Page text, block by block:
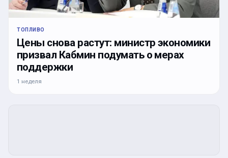
ТОПЛИВО
Цены снова растут: министр экономики
призвал Кабмин подумать о мерах
поддержки
1 неделя